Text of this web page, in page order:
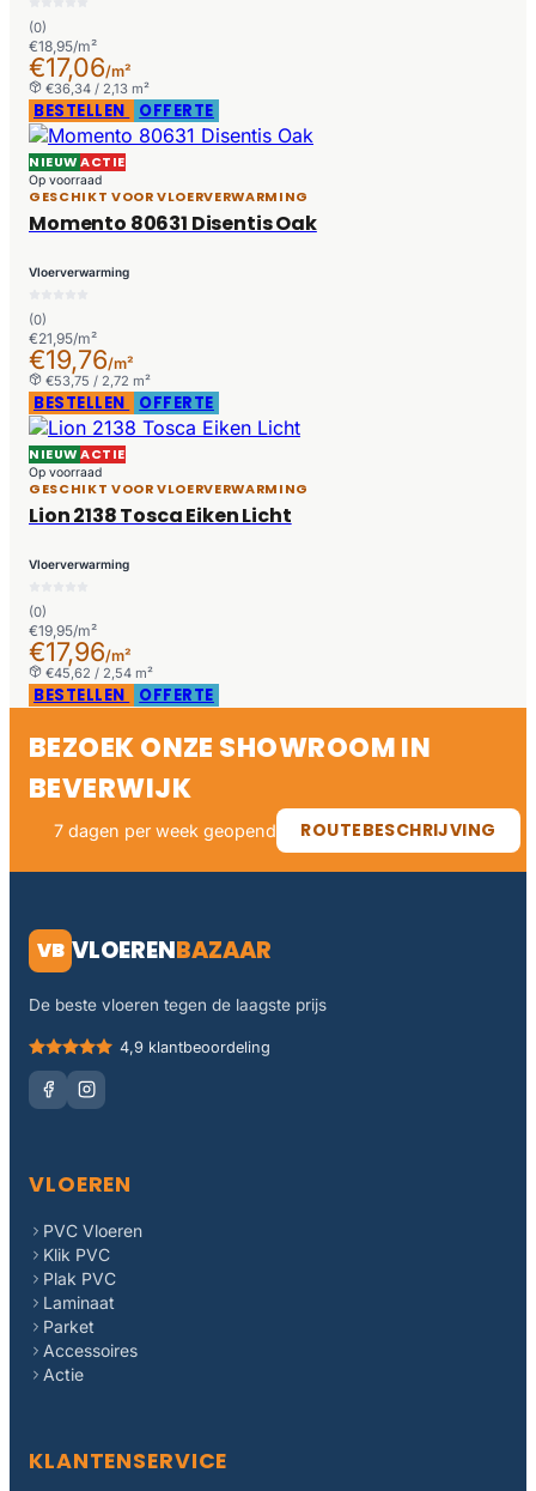
(0)
€18,95/m²
€17,06/m²
€36,34 / 2,13 m²
BESTELLEN OFFERTE
NIEUWACTIE
Op voorraad
GESCHIKT VOOR VLOERVERWARMING
Momento 80631 Disentis Oak
Vloerverwarming
(0)
€21,95/m²
€19,76/m²
€53,75 / 2,72 m²
BESTELLEN OFFERTE
NIEUWACTIE
Op voorraad
GESCHIKT VOOR VLOERVERWARMING
Lion 2138 Tosca Eiken Licht
Vloerverwarming
(0)
€19,95/m²
€17,96/m²
€45,62 / 2,54 m²
BESTELLEN OFFERTE
BEZOEK ONZE SHOWROOM IN
BEVERWIJK
7 dagen per week geopend ROUTEBESCHRIJVING
VB VLOERENBAZAAR
De beste vloeren tegen de laagste prijs
4,9 klantbeoordeling
VLOEREN
PVC Vloeren
Klik PVC
Plak PVC
Laminaat
Parket
Accessoires
Actie
KLANTENSERVICE